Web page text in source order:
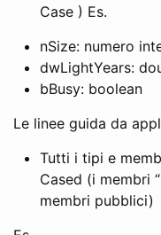
Case ) Es.
nSize: numero
dwLightYears:
bBusy: boolean
Le linee guida da
Tutti i tipi e
Cased (i membri
membri pubblici)